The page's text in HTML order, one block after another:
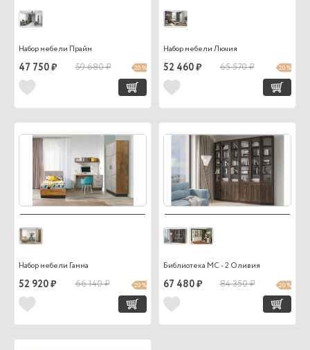
Набор мебели Прайм
47 750 ₽ 59 680 ₽ 20 %
Набор мебели Лючия
52 460 ₽ 65 570 ₽ 20 %
Набор мебели Гамма
52 920 ₽ 66 140 ₽ 20 %
Библиотека МС - 2 Оливия
67 480 ₽ 84 350 ₽ 20 %